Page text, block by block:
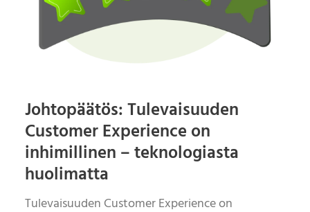
Johtopäätös: Tulevaisuuden
Customer Experience on
inhimillinen – teknologiasta
huolimatta
Tulevaisuuden Customer Experience on